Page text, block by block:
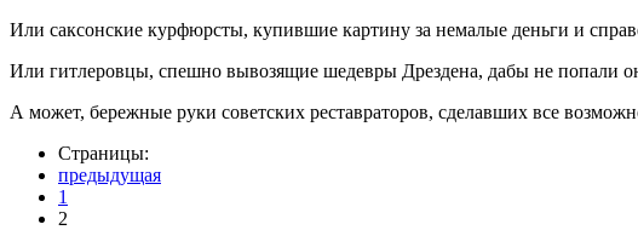
Или саксонские курфюрсты, купив­шие картину за немалые деньги и
Или гитлеровцы, спешно вывозящие шедевры Дрездена, дабы не попали
А может, бережные руки советских ре­ставраторов, сделавших все
Страницы:
предыдущая
1
2